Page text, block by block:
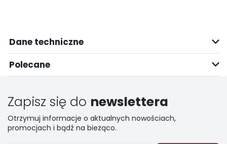
Dane techniczne
Polecane
Zapisz się do newslettera
Otrzymuj informacje o aktualnych nowościach,
promocjach i bądź na bieżąco.